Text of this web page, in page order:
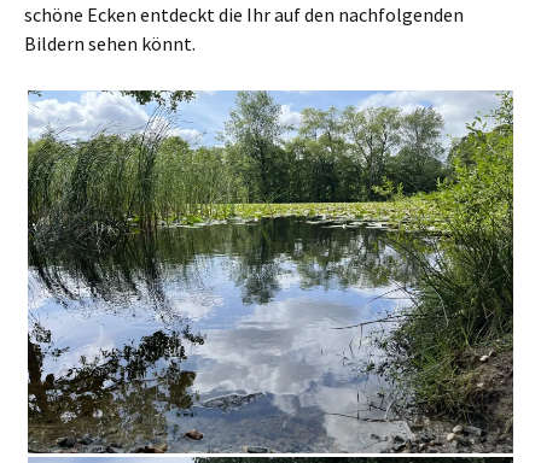
schöne Ecken entdeckt die Ihr auf den nachfolgenden
Bildern sehen könnt.